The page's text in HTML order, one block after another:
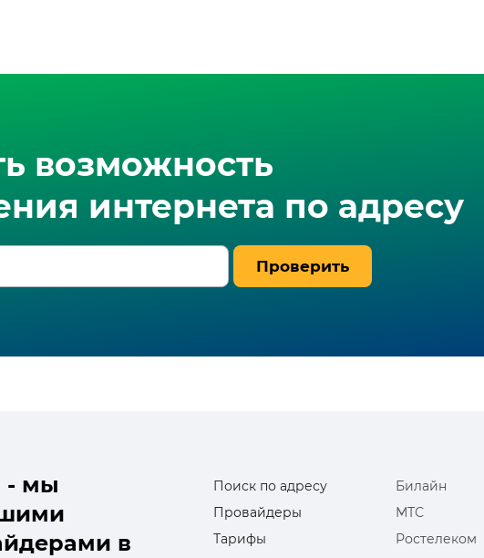
возможность
интернета по адресу
Проверить
- мы
в
Поиск по адресу
Провайдеры
Тарифы
Билайн
МТС
Ростелеком